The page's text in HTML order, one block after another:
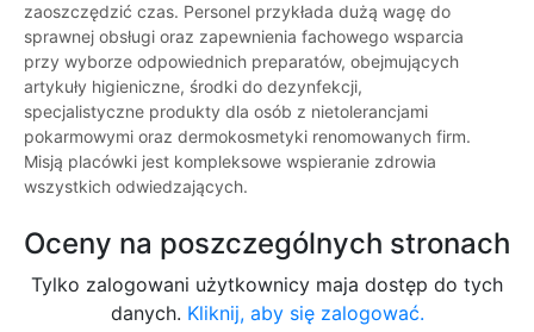
zaoszczędzić czas. Personel przykłada dużą wagę do
sprawnej obsługi oraz zapewnienia fachowego wsparcia
przy wyborze odpowiednich preparatów, obejmujących
artykuły higieniczne, środki do dezynfekcji,
specjalistyczne produkty dla osób z nietolerancjami
pokarmowymi oraz dermokosmetyki renomowanych firm.
Misją placówki jest kompleksowe wspieranie zdrowia
wszystkich odwiedzających.
Oceny na poszczególnych stronach
Tylko zalogowani użytkownicy maja dostęp do tych
danych. Kliknij, aby się zalogować.